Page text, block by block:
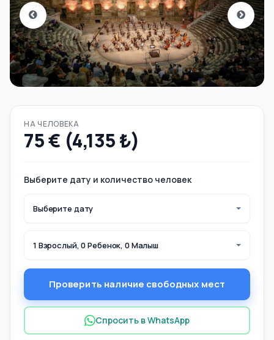
НА ЧЕЛОВЕКА
75 € (4,135 ₺)
Выберите дату и количество человек
Выберите дату
1 Взрослый, 0 Ребенок, 0 Малыш
Проверить наличие свободных мест
Спросить в WhatsApp